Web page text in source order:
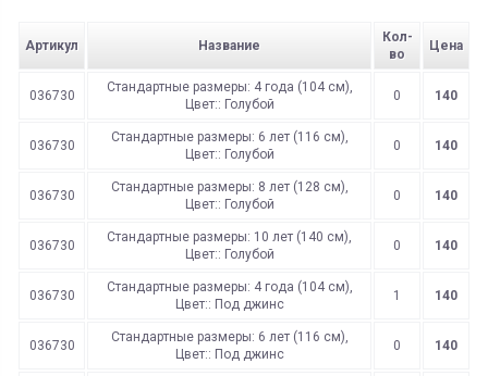
Артикул Название
Кол-
во
Цена
036730
Стандартные размеры: 4 года (104 см),
Цвет:: Голубой
0 140
036730
Стандартные размеры: 6 лет (116 см),
Цвет:: Голубой
0 140
036730
Стандартные размеры: 8 лет (128 см),
Цвет:: Голубой
0 140
036730
Стандартные размеры: 10 лет (140 см),
Цвет:: Голубой
0 140
036730
Стандартные размеры: 4 года (104 см),
Цвет:: Под джинс
1 140
036730
Стандартные размеры: 6 лет (116 см),
Цвет:: Под джинс
0 140